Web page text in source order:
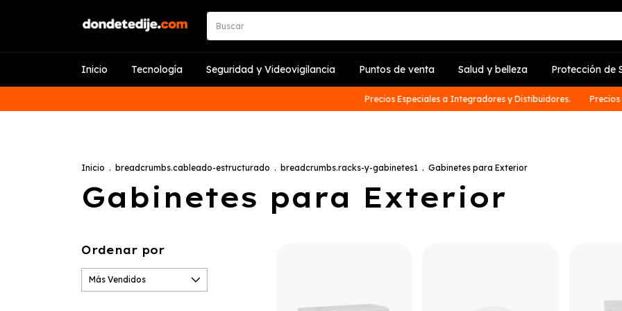
Inicio Tecnología Seguridad y Videovigilancia Puntos de venta Salud y belleza Protección de
Precios Especiales a Integradores y Distibuidores. Precios
Inicio . breadcrumbs.cableado-estructurado . breadcrumbs.racks-y-gabinetes1 . Gabinetes para Exterior
Gabinetes para Exterior
Ordenar por